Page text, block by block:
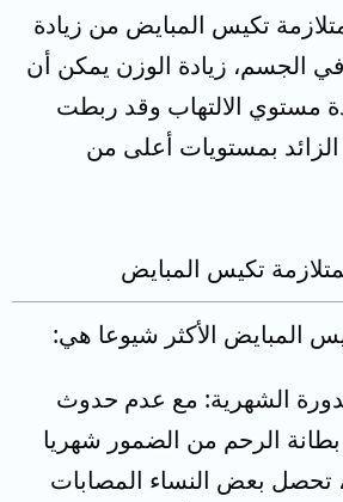
تكيس المبايض من زيادة
الجسم، زيادة الوزن يمكن أن
مستوي الالتهاب وقد ربطت
الزائد بمستويات أعلى من
تكيس المبايض
المبايض الأكثر شيوعا هي:
الشهرية: مع عدم حدوث
بطانة الرحم من الضمور شهريا
تحصل بعض النساء المصابات